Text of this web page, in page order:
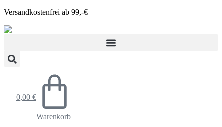
Zum
springen
Versandkostenfrei ab 99,-€
0,00 €
Warenkorb